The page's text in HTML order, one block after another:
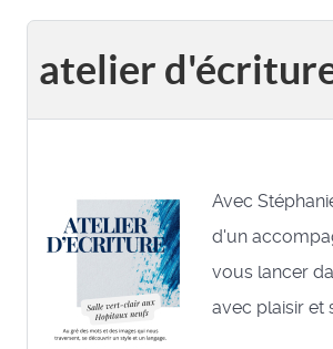
atelier
Avec
d'un
vous lancer
avec plaisir et